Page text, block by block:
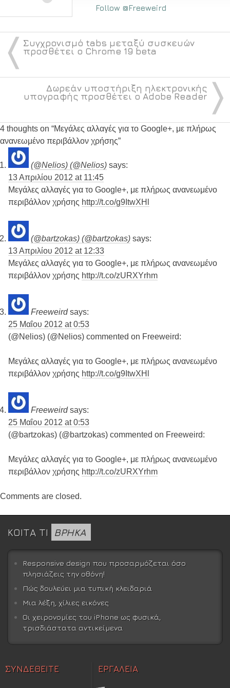
Follow @Freeweird
〈 Συγχρονισμό tabs μεταξύ συσκευών
προσθέτει ο Chrome 19 beta
〉
Δωρεάν υποστήριξη ηλεκτρονικής
υπογραφής προσθέτει ο Adobe Reader
4 thoughts on “Μεγάλες αλλαγές για το Google+, με πλήρως
ανανεωμένο περιβάλλον χρήσης”
(@Nelios) (@Nelios) says:
13 Απριλίου 2012 at 11:45
Μεγάλες αλλαγές για το Google+, με πλήρως ανανεωμένο
περιβάλλον χρήσης http://t.co/g9ItwXHl
(@bartzokas) (@bartzokas) says:
13 Απριλίου 2012 at 12:33
Μεγάλες αλλαγές για το Google+, με πλήρως ανανεωμένο
περιβάλλον χρήσης http://t.co/zURXYrhm
Freeweird says:
25 Μαΐου 2012 at 0:53
(@Nelios) (@Nelios) commented on Freeweird:
Μεγάλες αλλαγές για το Google+, με πλήρως ανανεωμένο
περιβάλλον χρήσης http://t.co/g9ItwXHl
Freeweird says:
25 Μαΐου 2012 at 0:53
(@bartzokas) (@bartzokas) commented on Freeweird:
Μεγάλες αλλαγές για το Google+, με πλήρως ανανεωμένο
περιβάλλον χρήσης http://t.co/zURXYrhm
Comments are closed.
ΚΟΙΤΑ ΤΙ ΒΡΗΚΑ
Responsive design που προσαρμόζεται όσο
πλησιάζεις την οθόνη!
Πώς δουλεύει μια τυπική κλειδαριά
Μια λέξη, χίλιες εικόνες
Οι χειρονομίες του iPhone ως φυσικά,
τρισδιάστατα αντικείμενα
ΣΥΝΔΕΘΕΙΤΕ ΕΡΓΑΛΕΙΑ